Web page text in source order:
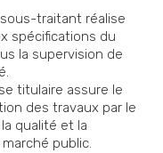
sous-traitant réalise
spécifications du
la supervision de
titulaire assure le
des travaux par le
qualité et la
public.